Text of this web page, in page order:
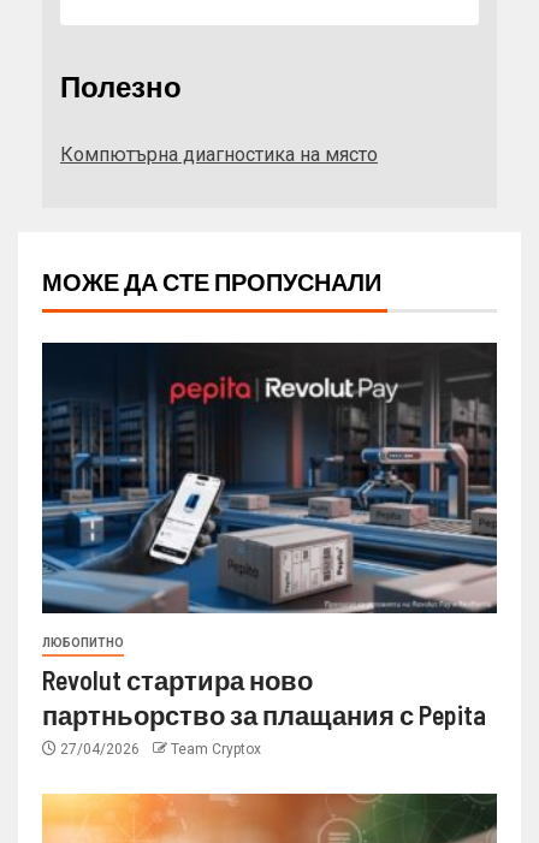
Полезно
Компютърна диагностика на място
МОЖЕ ДА СТЕ ПРОПУСНАЛИ
ЛЮБОПИТНО
Revolut стартира ново
партньорство за плащания с Pepita
27/04/2026 Team Cryptox